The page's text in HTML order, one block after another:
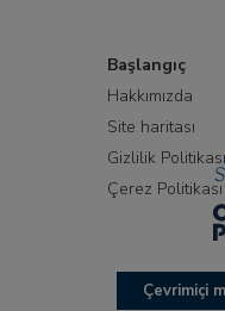
Başlangıç
Hakkımızda
Site haritası
Gizlilik Politikası
Çerez Politikası
Çevrimiçi